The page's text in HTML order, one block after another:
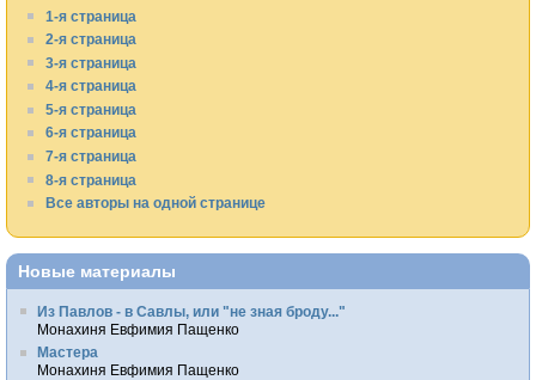
1-я страница
2-я страница
3-я страница
4-я страница
5-я страница
6-я страница
7-я страница
8-я страница
Все авторы на одной странице
Новые материалы
Из Павлов - в Савлы, или "не зная броду..."
Монахиня Евфимия Пащенко
Мастера
Монахиня Евфимия Пащенко